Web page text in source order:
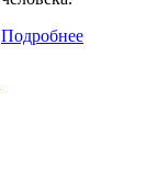
Подробнее